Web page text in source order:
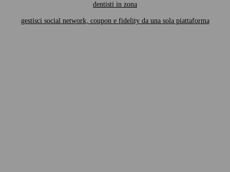
dentisti in zona
gestisci social network, coupon e fidelity da una sola piattaforma